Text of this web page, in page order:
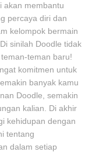
akan membantu
percaya diri dan
kelompok bermain
sinilah Doodle tidak
teman baru!
komitmen untuk
banyak kamu
Doodle, semakin
kalian. Di akhir
kehidupan dengan
tentang
dalam setiap